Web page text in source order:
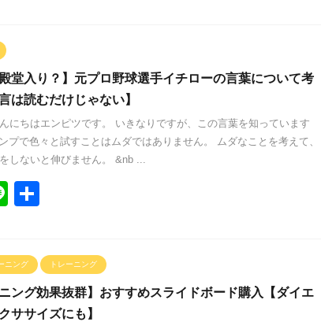
殿堂入り？】元プロ野球選手イチローの言葉について考
は読むだけじゃない】
にちはエンピツです。 いきなりですが、この言葉を知っています
で色々と試すことはムダではありません。 ムダなことを考えて、
しないと伸びません。 &nb ...
Li
ニング トレーニング
ニング効果抜群】おすすめスライドボード購入【ダイエ
ササイズにも】